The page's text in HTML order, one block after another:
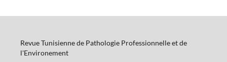
Revue Tunisienne de Pathologie Professionnelle et de
l'Environement